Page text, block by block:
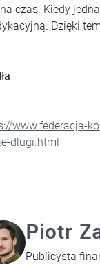
czas. Kiedy
Dzięki
www.federacja-
dlugi.html
Piotr
Publicysta